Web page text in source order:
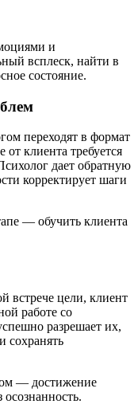
и
всплеск, найти в
состояние.
переходят в формат
клиента требуется
дает обратную
корректирует шаги
— обучить клиента
встрече цели, клиент
работе со
разрешает их,
сохранять
— достижение